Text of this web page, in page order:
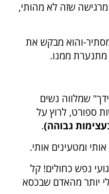
שזה לא מהותי,
והוא מבקש את
מתנערת ממנו.
שמלווה נשים
ספורט, לרוץ על
גבוהה).
ומטעינים אותי.
נפש כחולים! קל
יותר מהאדם שבכסא